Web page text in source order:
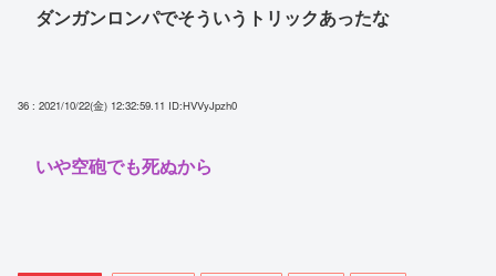
ダンガンロンパでそういうトリックあったな
36 : 2021/10/22(金) 12:32:59.11 ID:HVVyJpzh0
いや空砲でも死ぬから